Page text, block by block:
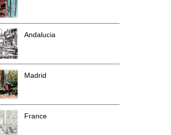
Andalucia
Madrid
France